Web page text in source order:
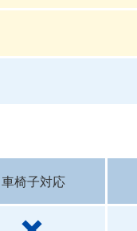
車椅子対応